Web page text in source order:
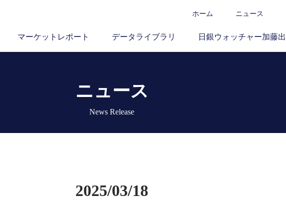
ホーム ニュース
マーケットレポート データライブラリ 日銀ウォッチャー加藤出
ニュース
News Release
2025/03/18